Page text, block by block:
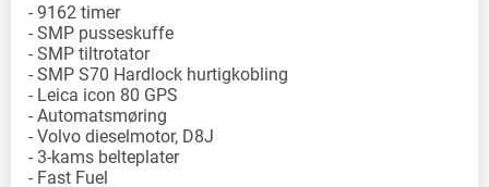
- 9162 timer
- SMP pusseskuffe
- SMP tiltrotator
- SMP S70 Hardlock hurtigkobling
- Leica icon 80 GPS
- Automatsmøring
- Volvo dieselmotor, D8J
- 3-kams belteplater
- Fast Fuel